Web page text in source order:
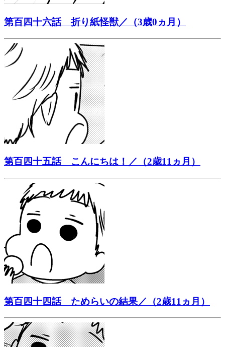
第百四十六話 折り紙怪獣／（3歳0ヵ月）
第百四十五話 こんにちは！／（2歳11ヵ月）
第百四十四話 ためらいの結果／（2歳11ヵ月）